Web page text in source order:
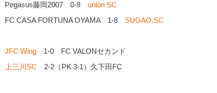
Pegasus藤岡2007 0-8 union SC
FC CASA FORTUNA OYAMA 1-8 SUGAO.SC
JFC Wing 1-0 FC VALONセカンド
上三川SC 2-2（PK 3-1）久下田FC